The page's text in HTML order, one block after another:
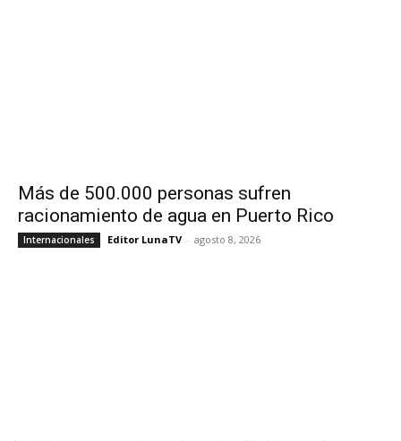
Más de 500.000 personas sufren
racionamiento de agua en Puerto Rico
Internacionales Editor LunaTV - agosto 8, 2026